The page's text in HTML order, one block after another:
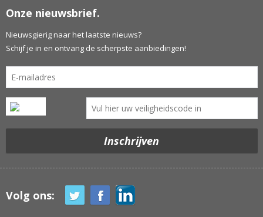
Onze nieuwsbrief.
Nieuwsgierig naar het laatste nieuws?
Schijf je in en ontvang de scherpste aanbiedingen!
Volg ons: